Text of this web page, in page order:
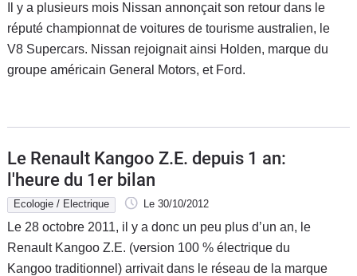
Il y a plusieurs mois Nissan annonçait son retour dans le
réputé championnat de voitures de tourisme australien, le
V8 Supercars. Nissan rejoignait ainsi Holden, marque du
groupe américain General Motors, et Ford.
Le Renault Kangoo Z.E. depuis 1 an:
l'heure du 1er bilan
Ecologie / Electrique Le 30/10/2012
Le 28 octobre 2011, il y a donc un peu plus d’un an, le
Renault Kangoo Z.E. (version 100 % électrique du
Kangoo traditionnel) arrivait dans le réseau de la marque